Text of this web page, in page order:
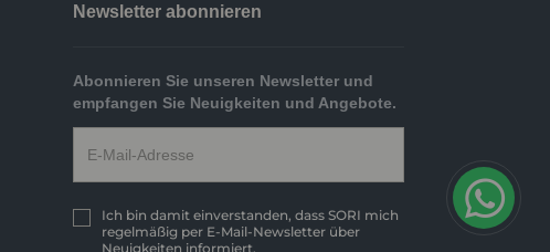
Newsletter abonnieren
Abonnieren Sie unseren Newsletter und
empfangen Sie Neuigkeiten und Angebote.
Ich bin damit einverstanden, dass SORI mich
regelmäßig per E-Mail-Newsletter über
Neuigkeiten informiert.